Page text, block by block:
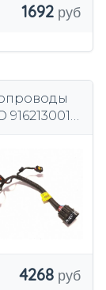
1692
9162130016
4268